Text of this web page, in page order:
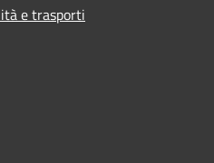
e trasporti